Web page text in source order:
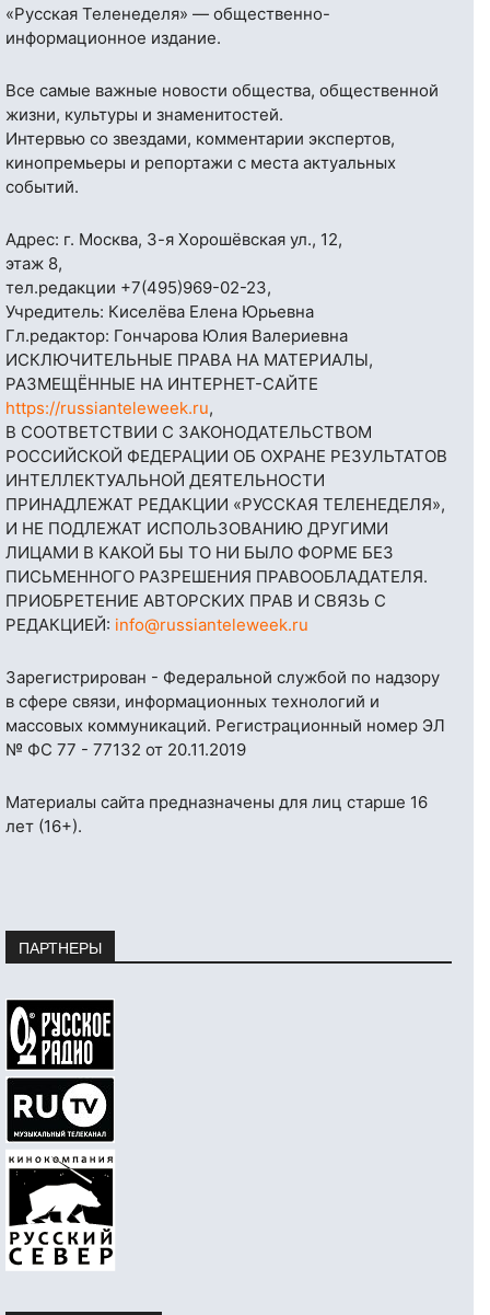
«Русская Теленеделя» — общественно-
информационное издание.
Все самые важные новости общества, общественной
жизни, культуры и знаменитостей.
Интервью со звездами, комментарии экспертов,
кинопремьеры и репортажи с места актуальных
событий.
Адрес: г. Москва, 3-я Хорошёвская ул., 12,
этаж 8,
тел.редакции +7(495)969-02-23,
Учредитель: Киселёва Елена Юрьевна
Гл.редактор: Гончарова Юлия Валериевна
ИСКЛЮЧИТЕЛЬНЫЕ ПРАВА НА МАТЕРИАЛЫ,
РАЗМЕЩЁННЫЕ НА ИНТЕРНЕТ-САЙТЕ
https://russianteleweek.ru,
В СООТВЕТСТВИИ С ЗАКОНОДАТЕЛЬСТВОМ
РОССИЙСКОЙ ФЕДЕРАЦИИ ОБ ОХРАНЕ РЕЗУЛЬТАТОВ
ИНТЕЛЛЕКТУАЛЬНОЙ ДЕЯТЕЛЬНОСТИ
ПРИНАДЛЕЖАТ РЕДАКЦИИ «РУССКАЯ ТЕЛЕНЕДЕЛЯ»,
И НЕ ПОДЛЕЖАТ ИСПОЛЬЗОВАНИЮ ДРУГИМИ
ЛИЦАМИ В КАКОЙ БЫ ТО НИ БЫЛО ФОРМЕ БЕЗ
ПИСЬМЕННОГО РАЗРЕШЕНИЯ ПРАВООБЛАДАТЕЛЯ.
ПРИОБРЕТЕНИЕ АВТОРСКИХ ПРАВ И СВЯЗЬ С
РЕДАКЦИЕЙ: info@russianteleweek.ru
Зарегистрирован - Федеральной службой по надзору
в сфере связи, информационных технологий и
массовых коммуникаций. Регистрационный номер ЭЛ
№ ФС 77 - 77132 от 20.11.2019
Материалы сайта предназначены для лиц старше 16
лет (16+).
ПАРТНЕРЫ